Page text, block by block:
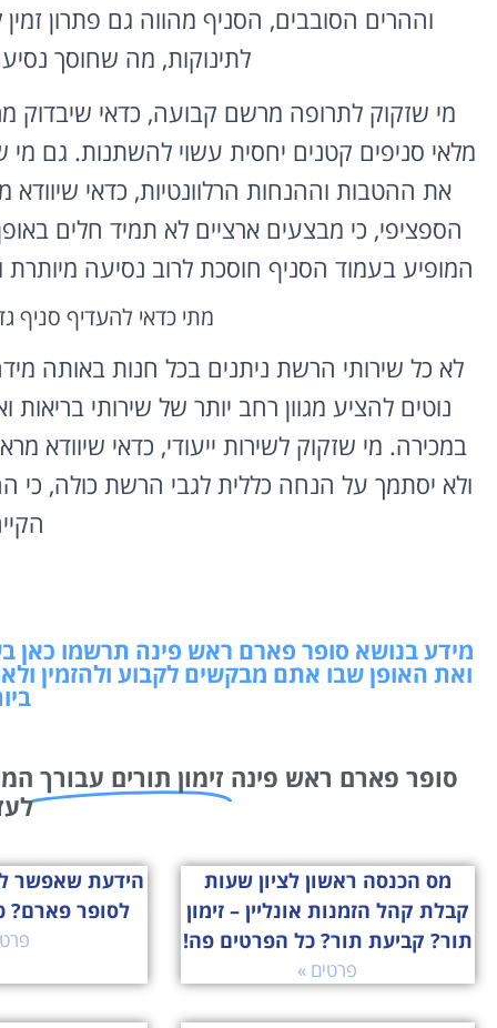
וההרים הסובבים, הסניף מהווה גם פתרון
לתינוקות, מה שחוסך
מי שזקוק לתרופה מרשם קבועה, כדאי שיבדוק
מלאי סניפים קטנים יחסית עשוי להשתנות. גם
את ההטבות וההנחות הרלוונטיות, כדאי
הספציפי, כי מבצעים ארציים לא תמיד חלים
המופיע בעמוד הסניף חוסכת לרוב נסיעה מיותרת
מתי כדאי להעדיף סניף
לא כל שירותי הרשת ניתנים בכל חנות באותה
נוטים להציע מגוון רחב יותר של שירותי
במכירה. מי שזקוק לשירות ייעודי, כדאי שיוודא
ולא יסתמך על הנחה כללית לגבי הרשת כולה, כי
מידע בנושא סופר פארם ראש פינה תרשמו
ואת האופן שבו אתם מבקשים לקבוע ולהזמין
סופר פארם ראש פינה זימון תורים עבורך
מס הכנסה ראשון לציון שעות
קבלת קהל הזמנות אונליין – זימון
תור? קביעת תור? כל הפרטים פה!
פרטים »
הידעת שאפשר
לסופר פארם?